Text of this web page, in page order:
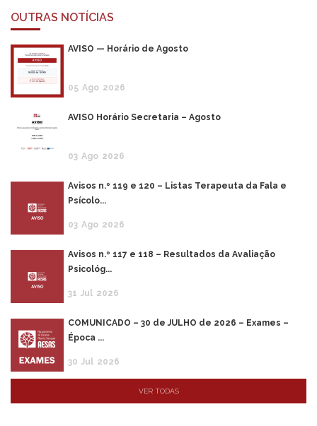
OUTRAS NOTÍCIAS
AVISO — Horário de Agosto
05 Ago 2026
AVISO Horário Secretaria – Agosto
03 Ago 2026
Avisos n.º 119 e 120 – Listas Terapeuta da Fala e
Psícolo...
03 Ago 2026
Avisos n.º 117 e 118 – Resultados da Avaliação
Psicológ...
31 Jul 2026
COMUNICADO – 30 de JULHO de 2026 – Exames –
Época ...
30 Jul 2026
VER TODAS